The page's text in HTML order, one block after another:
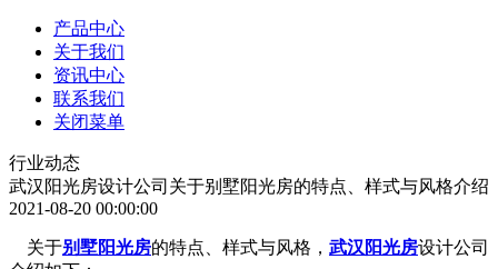
产品中心
关于我们
资讯中心
联系我们
关闭菜单
行业动态
武汉阳光房设计公司关于别墅阳光房的特点、样式与风格介绍
2021-08-20 00:00:00
关于别墅阳光房的特点、样式与风格， 武汉阳光房设计公司